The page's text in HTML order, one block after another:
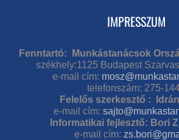
IMPRESSZUM
Fenntartó: Munkástanácsok
székhely:1125 Budapest
e-mail cím:
telefonszám: 275-
Felelős szerkesztő :
e-mail cím:
Informatikai fejlesztő: Bori
e-mail cím: